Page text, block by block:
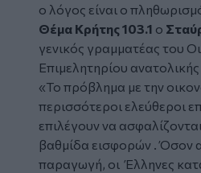
ο λόγος είναι ο
Θέμα Κρήτης 103.1 ο
γενικός γραμματέας του
Επιμελητηρίου
«Το πρόβλημα με την
περισσότεροι ελεύθεροι
επιλέγουν να
βαθμίδα εισφορών . Όσον
παραγωγή, οι Έλληνες